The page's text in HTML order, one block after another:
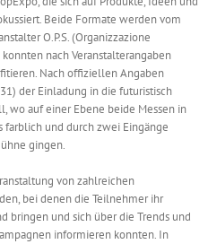
Beide Formate werden vom
O.P.S. (Organizzazione
nach Veranstalterangaben
Nach offiziellen Angaben
der Einladung in die futuristisch
wo auf einer Ebene beide Messen in
und durch zwei Eingänge
gingen.
von zahlreichen
bei denen die Teilnehmer ihr
bringen und sich über die Trends und
informieren konnten. In